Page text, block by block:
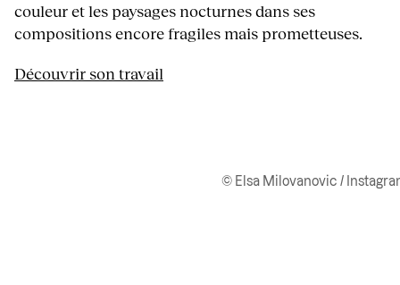
couleur et les paysages nocturnes dans ses
compositions encore fragiles mais prometteuses.
Découvrir son travail
© Elsa Milovanovic /